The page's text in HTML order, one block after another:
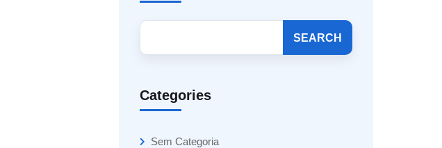
SEARCH
Categories
Sem Categoria